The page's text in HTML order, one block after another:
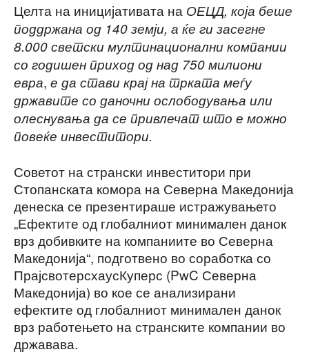
Целта на иницијативата на ОЕЦД, која беше
поддржана од 140 земји, а ќе ги засегне
8.000 светски мултинационални компании
со годишен приход од над 750 милиони
евра, е да стави крај на трката меѓу
државите со даночни ослободувања или
олеснувања да се привлечат што е можно
повеќе инвеститори.
Советот на странски инвеститори при
Стопанската комора на Северна Македонија
денеска се презентираше истражувањето
„Ефектите од глобалниот минимален данок
врз добивките на компаниите во Северна
Македонија“, подготвено во соработка со
ПрајсвотерсхаусКуперс (PwC Северна
Македонија) во кое се анализирани
ефектите од глобалниот минимален данок
врз работењето на странските компании во
државава.